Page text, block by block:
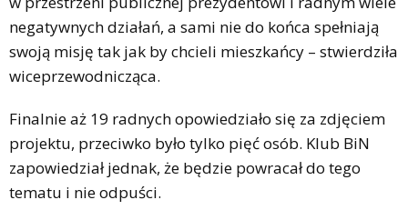
negatywnych działań, a sami nie do końca spełniają
swoją misję tak jak by chcieli mieszkańcy – stwierdziła
wiceprzewodnicząca.
Finalnie aż 19 radnych opowiedziało się za zdjęciem
projektu, przeciwko było tylko pięć osób. Klub BiN
zapowiedział jednak, że będzie powracał do tego
tematu i nie odpuści.